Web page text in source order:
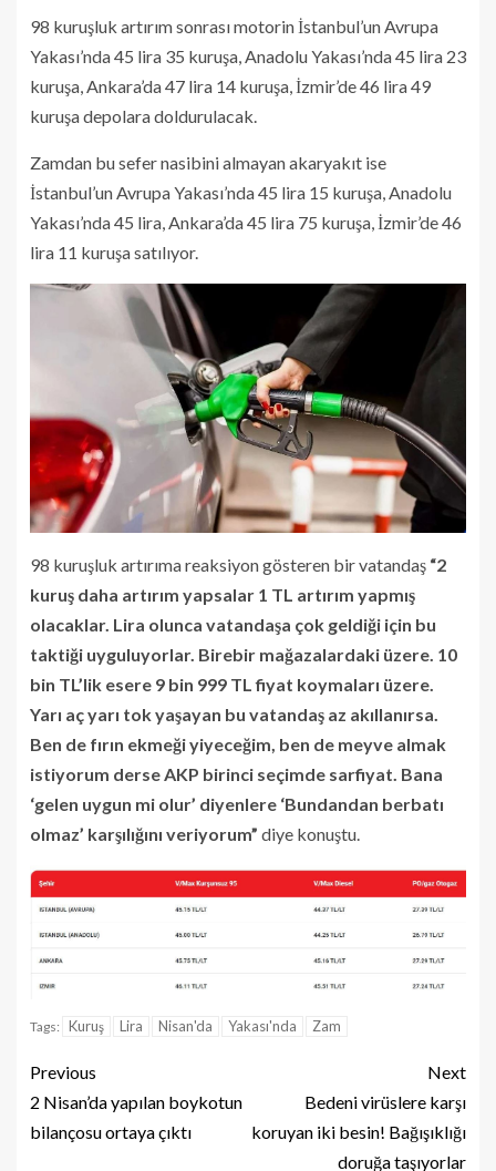
98 kuruşluk artırım sonrası motorin İstanbul’un Avrupa
Yakası’nda 45 lira 35 kuruşa, Anadolu Yakası’nda 45 lira 23
kuruşa, Ankara’da 47 lira 14 kuruşa, İzmir’de 46 lira 49
kuruşa depolara doldurulacak.
Zamdan bu sefer nasibini almayan akaryakıt ise
İstanbul’un Avrupa Yakası’nda 45 lira 15 kuruşa, Anadolu
Yakası’nda 45 lira, Ankara’da 45 lira 75 kuruşa, İzmir’de 46
lira 11 kuruşa satılıyor.
98 kuruşluk artırıma reaksiyon gösteren bir vatandaş “2
kuruş daha artırım yapsalar 1 TL artırım yapmış
olacaklar. Lira olunca vatandaşa çok geldiği için bu
taktiği uyguluyorlar. Birebir mağazalardaki üzere. 10
bin TL’lik esere 9 bin 999 TL fiyat koymaları üzere.
Yarı aç yarı tok yaşayan bu vatandaş az akıllanırsa.
Ben de fırın ekmeği yiyeceğim, ben de meyve almak
istiyorum derse AKP birinci seçimde sarfiyat. Bana
‘gelen uygun mi olur’ diyenlere ‘Bundandan berbatı
olmaz’ karşılığını veriyorum” diye konuştu.
Tags: Kuruş Lira Nisan'da Yakası'nda Zam
Previous
2 Nisan’da yapılan boykotun
bilançosu ortaya çıktı
Next
Bedeni virüslere karşı
koruyan iki besin! Bağışıklığı
doruğa taşıyorlar